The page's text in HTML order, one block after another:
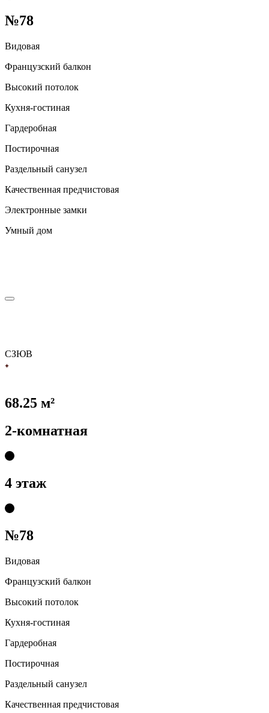
№78
Видовая
Французский балкон
Высокий потолок
Кухня-гостиная
Гардеробная
Постирочная
Раздельный санузел
Качественная предчистовая
Электронные замки
Умный дом
СЗЮВ
68.25 м²
2-комнатная
4 этаж
№78
Видовая
Французский балкон
Высокий потолок
Кухня-гостиная
Гардеробная
Постирочная
Раздельный санузел
Качественная предчистовая